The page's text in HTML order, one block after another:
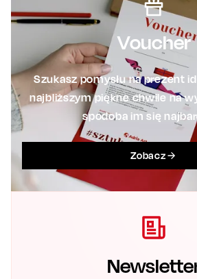
Voucher
Szukasz pomysłu na prezent
najbliższym piękne chwile na
spodoba im się
Zobacz